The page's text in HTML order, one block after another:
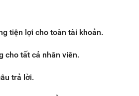
tiện lợi cho toàn tài khoản.
cho tất cả nhân viên.
trả lời.